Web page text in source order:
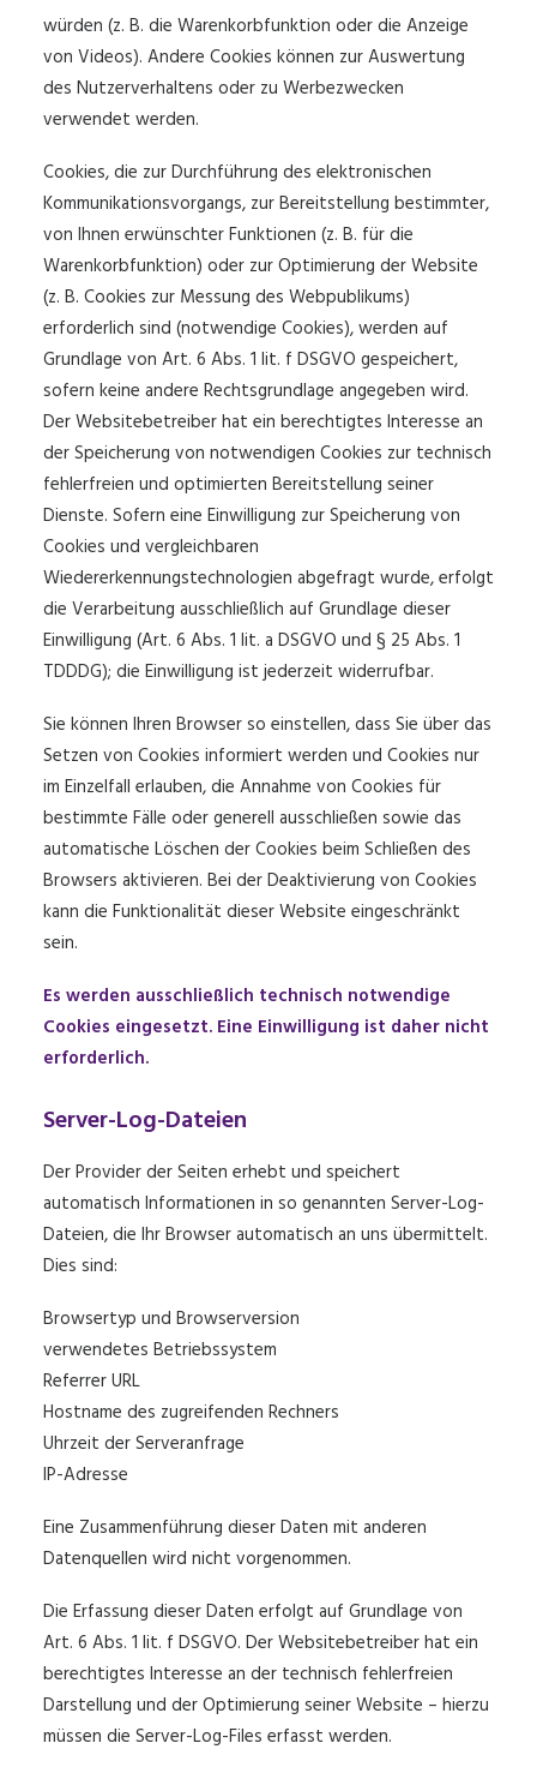
würden (z. B. die Warenkorbfunktion oder die Anzeige
von Videos). Andere Cookies können zur Auswertung
des Nutzerverhaltens oder zu Werbezwecken
verwendet werden.
Cookies, die zur Durchführung des elektronischen
Kommunikationsvorgangs, zur Bereitstellung bestimmter,
von Ihnen erwünschter Funktionen (z. B. für die
Warenkorbfunktion) oder zur Optimierung der Website
(z. B. Cookies zur Messung des Webpublikums)
erforderlich sind (notwendige Cookies), werden auf
Grundlage von Art. 6 Abs. 1 lit. f DSGVO gespeichert,
sofern keine andere Rechtsgrundlage angegeben wird.
Der Websitebetreiber hat ein berechtigtes Interesse an
der Speicherung von notwendigen Cookies zur technisch
fehlerfreien und optimierten Bereitstellung seiner
Dienste. Sofern eine Einwilligung zur Speicherung von
Cookies und vergleichbaren
Wiedererkennungstechnologien abgefragt wurde, erfolgt
die Verarbeitung ausschließlich auf Grundlage dieser
Einwilligung (Art. 6 Abs. 1 lit. a DSGVO und § 25 Abs. 1
TDDDG); die Einwilligung ist jederzeit widerrufbar.
Sie können Ihren Browser so einstellen, dass Sie über das
Setzen von Cookies informiert werden und Cookies nur
im Einzelfall erlauben, die Annahme von Cookies für
bestimmte Fälle oder generell ausschließen sowie das
automatische Löschen der Cookies beim Schließen des
Browsers aktivieren. Bei der Deaktivierung von Cookies
kann die Funktionalität dieser Website eingeschränkt
sein.
Es werden ausschließlich technisch notwendige
Cookies eingesetzt. Eine Einwilligung ist daher nicht
erforderlich.
Server-Log-Dateien
Der Provider der Seiten erhebt und speichert
automatisch Informationen in so genannten Server-Log-
Dateien, die Ihr Browser automatisch an uns übermittelt.
Dies sind:
Browsertyp und Browserversion
verwendetes Betriebssystem
Referrer URL
Hostname des zugreifenden Rechners
Uhrzeit der Serveranfrage
IP-Adresse
Eine Zusammenführung dieser Daten mit anderen
Datenquellen wird nicht vorgenommen.
Die Erfassung dieser Daten erfolgt auf Grundlage von
Art. 6 Abs. 1 lit. f DSGVO. Der Websitebetreiber hat ein
berechtigtes Interesse an der technisch fehlerfreien
Darstellung und der Optimierung seiner Website – hierzu
müssen die Server-Log-Files erfasst werden.